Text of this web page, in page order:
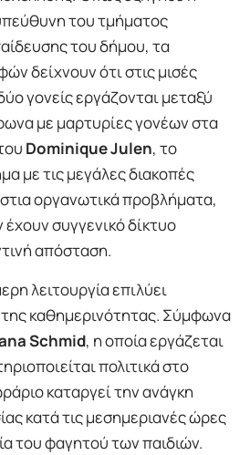
του τμήματος
του δήμου, τα
δείχνουν ότι στις μισές
γονείς εργάζονται μεταξύ
με μαρτυρίες γονέων στα
Dominique Julen, το
με τις μεγάλες διακοπές
οργανωτικά προβλήματα,
έχουν συγγενικό δίκτυο
απόσταση.
λειτουργία επιλύει
καθημερινότητας. Σύμφωνα
Schmid, η οποία εργάζεται
πολιτικά στο
καταργεί την ανάγκη
κατά τις μεσημεριανές ώρες
του φαγητού των παιδιών.